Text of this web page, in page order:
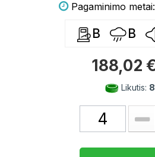
Pagaminimo
B B
188,02 €
Likutis: